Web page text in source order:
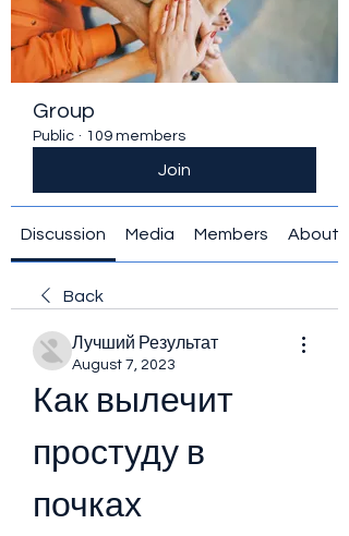
Group
Public · 109 members
Join
Discussion Media Members About
Back
Лучший Результат
August 7, 2023
Как вылечит
простуду в
почках